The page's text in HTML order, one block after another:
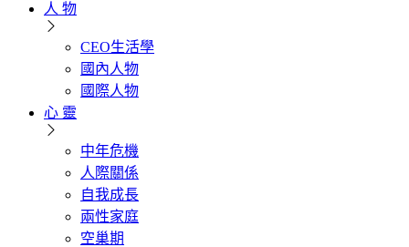
人 物
CEO生活學
國內人物
國際人物
心 靈
中年危機
人際關係
自我成長
兩性家庭
空巢期